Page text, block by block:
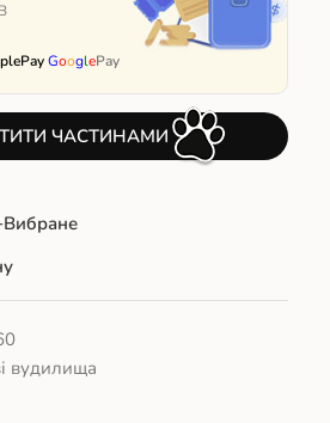
GooglePay
ЧАСТИНАМИ
вудилища